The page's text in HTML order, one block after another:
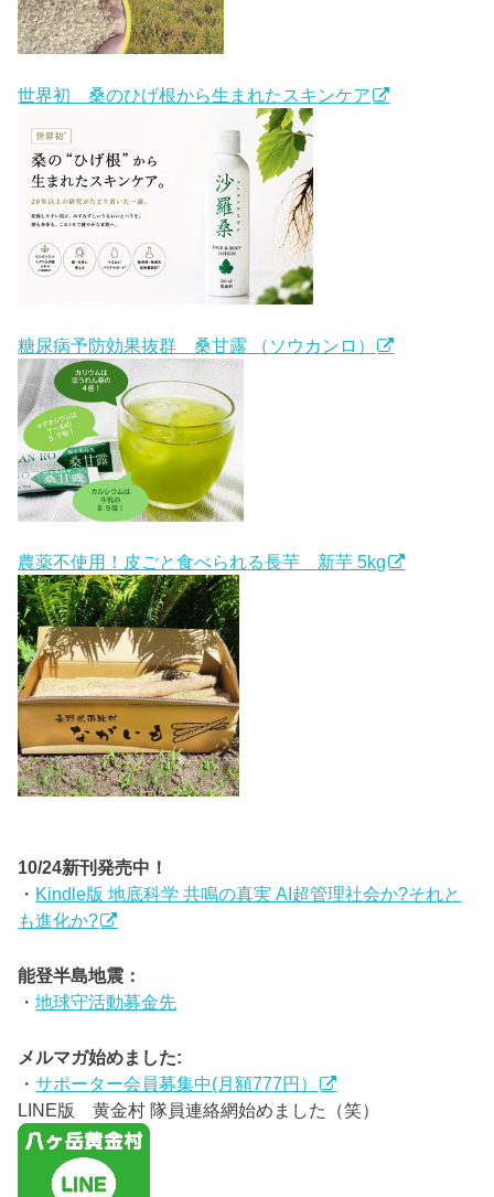
世界初 桑のひげ根から生まれたスキンケア
糖尿病予防効果抜群 桑甘露 （ソウカンロ）
農薬不使用！皮ごと食べられる長芋 新芋 5kg
10/24新刊発売中！
・ Kindle版 地底科学 共鳴の真実 AI超管理社会か?それと
も進化か?
能登半島地震：
・地球守活動募金先
メルマガ始めました:
・サポーター会員募集中(月額777円）
LINE版 黄金村 隊員連絡網始めました（笑）